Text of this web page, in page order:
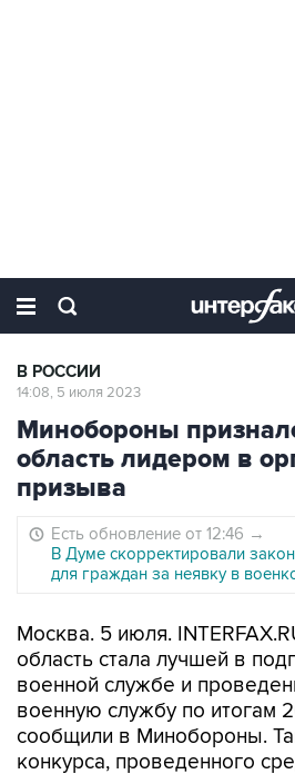
В РОССИИ
14:08, 5 июля 2023
Минобороны
область лидером в
призыва
Есть обновление от 12:46 →
В Думе скорректировали
для граждан за неявку в
Москва. 5 июля.
область стала лучшей в
военной службе и
военную службу по итогам
сообщили в Минобороны.
конкурса, проведенного